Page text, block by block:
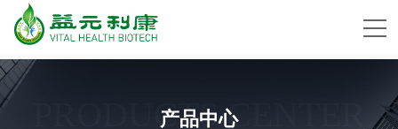
PRODUCTS CENTER
产品中心